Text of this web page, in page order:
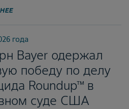
года
Bayer одержал
победу по делу
Roundup™ в
суде США